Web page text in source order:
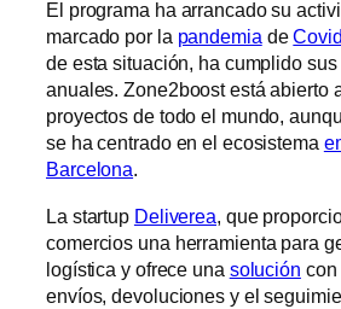
El programa ha arrancado su
marcado por la pandemia de
de esta situación, ha cumplido
anuales. Zone2boost está abierto
proyectos de todo el mundo,
se ha centrado en el ecosistema
Barcelona.
La startup Deliverea , que
comercios una herramienta para
logística y ofrece una solución con
envíos, devoluciones y el